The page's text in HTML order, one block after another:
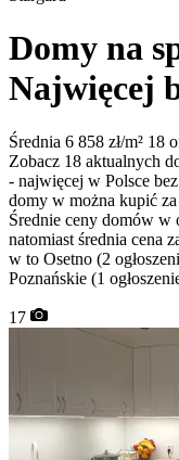
Domy na
Najwięcej
Średnia 6 858 zł/m² 18
Zobacz 18 aktualnych
- najwięcej w Polsce
domy w można kupić za
Średnie ceny domów w
natomiast średnia cena
w to Osetno (2
Poznańskie (1
17